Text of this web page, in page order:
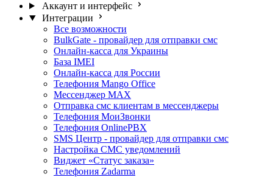
Аккаунт и интерфейс
Интеграции
Все возможности
BulkGate - провайдер для отправки смс
Онлайн-касса для Украины
База IMEI
Онлайн-касса для России
Телефония Mango Office
Мессенджер МАХ
Отправка смс клиентам в мессенджеры
Телефония МоиЗвонки
Телефония OnlinePBX
SMS Центр - провайдер для отправки смс
Настройка СМС уведомлений
Виджет «Статус заказа»
Телефония Zadarma